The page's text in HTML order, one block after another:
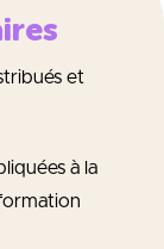
et
à la